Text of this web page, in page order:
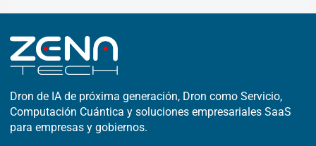
Dron de IA de próxima generación, Dron como Servicio,
Computación Cuántica y soluciones empresariales SaaS
para empresas y gobiernos.